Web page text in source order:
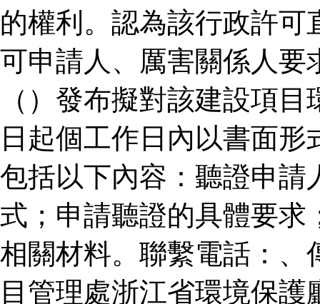
的權利。認為該行政許
可申請人、厲害關係人要
（）發布擬對該建設項
日起個工作日內以書面
包括以下內容：聽證申請
式；申請聽證的具體要求
相關材料。聯繫電話：、
目管理處浙江省環境保